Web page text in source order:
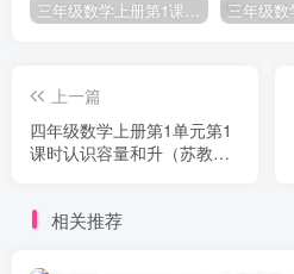
上一篇
四年级数学上册第1单元第1
课时认识容量和升（苏教
相关推荐